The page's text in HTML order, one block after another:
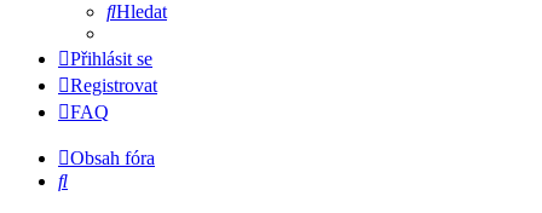
Hledat
Přihlásit se
Registrovat
FAQ
Obsah fóra
Hledat